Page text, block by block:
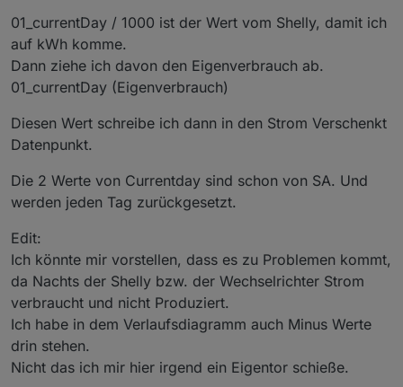
01_currentDay / 1000 ist der Wert vom Shelly, damit ich
auf kWh komme.
Dann ziehe ich davon den Eigenverbrauch ab.
01_currentDay (Eigenverbrauch)
Diesen Wert schreibe ich dann in den Strom Verschenkt
Datenpunkt.
Die 2 Werte von Currentday sind schon von SA. Und
werden jeden Tag zurückgesetzt.
Edit:
Ich könnte mir vorstellen, dass es zu Problemen kommt,
da Nachts der Shelly bzw. der Wechselrichter Strom
verbraucht und nicht Produziert.
Ich habe in dem Verlaufsdiagramm auch Minus Werte
drin stehen.
Nicht das ich mir hier irgend ein Eigentor schieße.